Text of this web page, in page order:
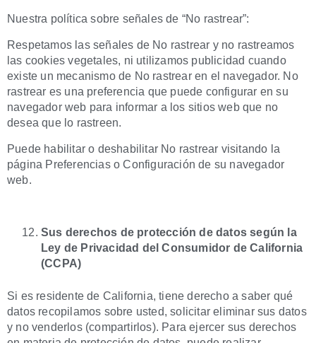
Nuestra política sobre señales de “No rastrear”:
Respetamos las señales de No rastrear y no rastreamos
las cookies vegetales, ni utilizamos publicidad cuando
existe un mecanismo de No rastrear en el navegador. No
rastrear es una preferencia que puede configurar en su
navegador web para informar a los sitios web que no
desea que lo rastreen.
Puede habilitar o deshabilitar No rastrear visitando la
página Preferencias o Configuración de su navegador
web.
Sus derechos de protección de datos según la
Ley de Privacidad del Consumidor de California
(CCPA)
Si es residente de California, tiene derecho a saber qué
datos recopilamos sobre usted, solicitar eliminar sus datos
y no venderlos (compartirlos). Para ejercer sus derechos